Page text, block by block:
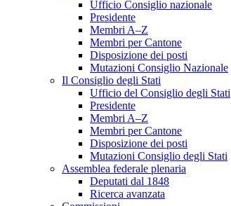
Ufficio Consiglio nazionale
Presidente
Membri A–Z
Membri per Cantone
Disposizione dei posti
Mutazioni Consiglio Nazionale
Il Consiglio degli Stati
Ufficio del Consiglio degli Stati
Presidente
Membri A–Z
Membri per Cantone
Disposizione dei posti
Mutazioni Consiglio degli Stati
Assemblea federale plenaria
Deputati dal 1848
Ricerca avanzata